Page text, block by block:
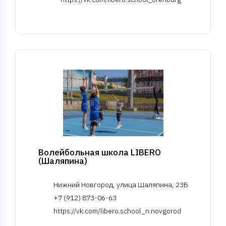
Волейбольная школа LIBERO
(Шаляпина)
Нижний Новгород, улица Шаляпина, 23Б
+7 (912) 873-06-63
https://vk.com/libero.school_n.novgorod